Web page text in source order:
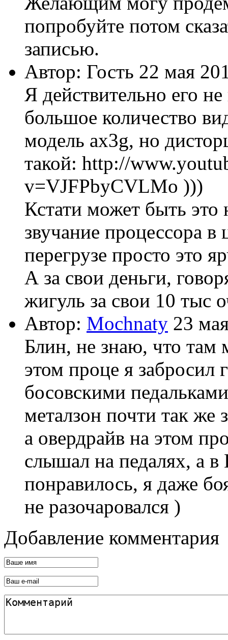
попробуйте потом
записью.
Автор: Гость 22 мая
Я действительно его
большое количество
модель ax3g, но
такой: http://
v=VJFPbyCVLMo )))
Кстати может быть это
звучание процессора в
перегрузе просто это
А за свои деньги,
жигуль за свои 10 тыс
Автор: Mochnaty 23
Блин, не знаю, что там
этом проце я забросил
босовскими
металзон почти так же
а овердрайв на этом
слышал на педалях, а
понравилось, я даже
не разочаровался )
Добавление комментария